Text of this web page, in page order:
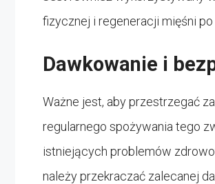
fizycznej i regeneracji mięśni po
Dawkowanie i
Ważne jest, aby przestrzegać
regularnego spożywania tego
istniejących problemów
należy przekraczać zalecanej